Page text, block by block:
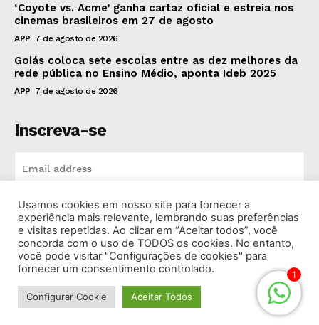
‘Coyote vs. Acme’ ganha cartaz oficial e estreia nos
cinemas brasileiros em 27 de agosto
APP 7 de agosto de 2026
Goiás coloca sete escolas entre as dez melhores da
rede pública no Ensino Médio, aponta Ideb 2025
APP 7 de agosto de 2026
Inscreva-se
INSCREVA-SE
I've read and accept thePrivacy Policy.
© 2026 Rádio Bandeirantes Goiânia. Todos os Direitos
Reservados.
1
Usamos cookies em nosso site para fornecer a
experiência mais relevante, lembrando suas preferências
e visitas repetidas. Ao clicar em “Aceitar todos”, você
concorda com o uso de TODOS os cookies. No entanto,
você pode visitar "Configurações de cookies" para
fornecer um consentimento controlado.
Configurar Cookie Aceitar Todos